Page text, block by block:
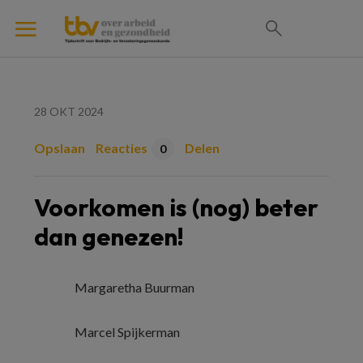
28 OKT 2024
Opslaan Reacties 0 Delen
Voorkomen is (nog) beter
dan genezen!
Margaretha Buurman
Marcel Spijkerman